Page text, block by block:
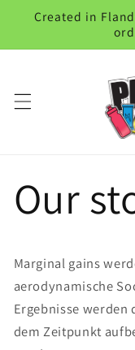
zum
Created in
Our
Marginal gains
aerodynamische
Ergebnisse werden
dem Zeitpunkt